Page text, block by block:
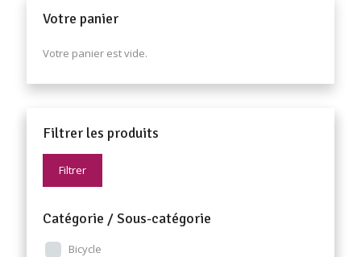
Votre panier
Votre panier est vide.
Filtrer les produits
Filtrer
Catégorie / Sous-catégorie
Bicycle